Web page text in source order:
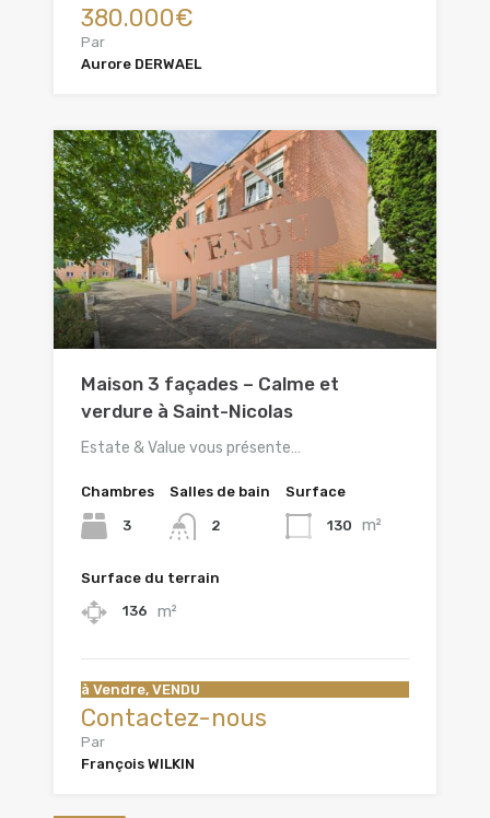
380.000€
Par
Aurore DERWAEL
Maison 3 façades – Calme et
verdure à Saint-Nicolas
Estate & Value vous présente…
Chambres
3
Salles de bain
2
Surface
130 m²
Surface du terrain
136 m²
à Vendre, VENDU
Contactez-nous
Par
François WILKIN